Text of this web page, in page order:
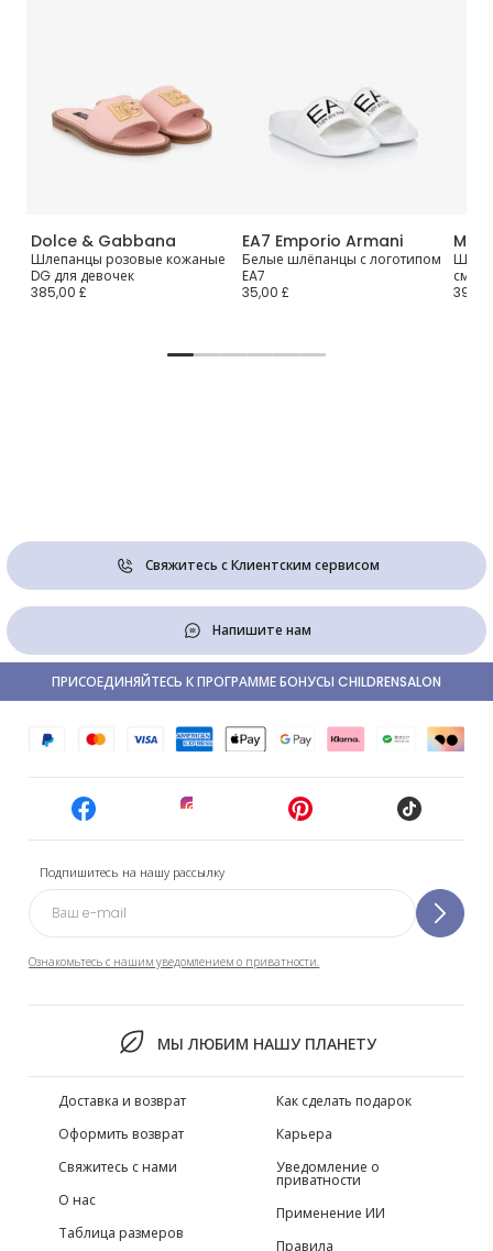
Dolce & Gabbana
Шлепанцы розовые кожаные
DG для девочек
385,00 £
EA7 Emporio Armani
Белые шлёпанцы с логотипом
EA7
35,00 £
Molo
39,00
Свяжитесь с Клиентским сервисом
Напишите нам
Подпишитесь на нашу рассылку
Ознакомьтесь с нашим уведомлением о приватности.
МЫ ЛЮБИМ НАШУ ПЛАНЕТУ
ПРИСОЕДИНЯЙТЕСЬ К ПРОГРАММЕ БОНУСЫ CHILDRENSALON
Доставка и возврат
Оформить возврат
Свяжитесь с нами
О нас
Таблица размеров
Как сделать подарок
Карьера
Уведомление о
приватности
Применение ИИ
Правила